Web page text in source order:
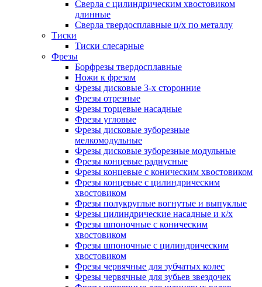
Сверла с цилиндрическим хвостовиком
длинные
Сверла твердосплавные ц/х по металлу
Тиски
Тиски слесарные
Фрезы
Борфрезы твердосплавные
Ножи к фрезам
Фрезы дисковые 3-х сторонние
Фрезы отрезные
Фрезы торцевые насадные
Фрезы угловые
Фрезы дисковые зуборезные
мелкомодульные
Фрезы дисковые зуборезные модульные
Фрезы концевые радиусные
Фрезы концевые с коническим хвостовиком
Фрезы концевые с цилиндрическим
хвостовиком
Фрезы полукруглые вогнутые и выпуклые
Фрезы цилиндрические насадные и к/х
Фрезы шпоночные с коническим
хвостовиком
Фрезы шпоночные с цилиндрическим
хвостовиком
Фрезы червячные для зубчатых колес
Фрезы червячные для зубьев звездочек